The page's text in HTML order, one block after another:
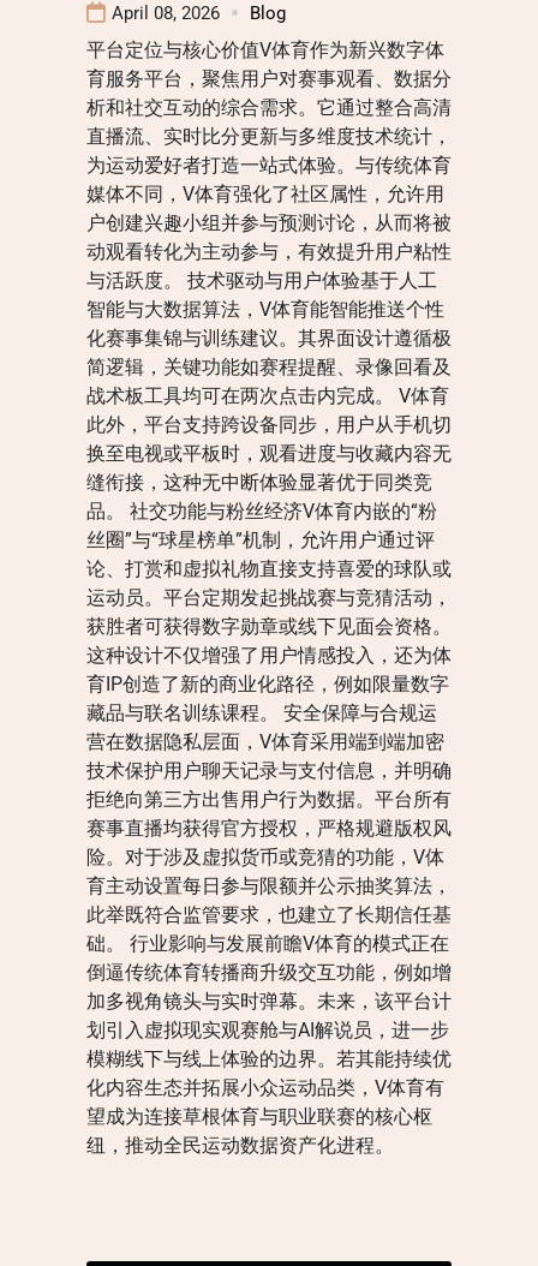
April 08, 2026 Blog
平台定位与核心价值V体育作为新兴数字体
育服务平台，聚焦用户对赛事观看、数据分
析和社交互动的综合需求。它通过整合高清
直播流、实时比分更新与多维度技术统计，
为运动爱好者打造一站式体验。与传统体育
媒体不同，V体育强化了社区属性，允许用
户创建兴趣小组并参与预测讨论，从而将被
动观看转化为主动参与，有效提升用户粘性
与活跃度。 技术驱动与用户体验基于人工
智能与大数据算法，V体育能智能推送个性
化赛事集锦与训练建议。其界面设计遵循极
简逻辑，关键功能如赛程提醒、录像回看及
战术板工具均可在两次点击内完成。 V体育
此外，平台支持跨设备同步，用户从手机切
换至电视或平板时，观看进度与收藏内容无
缝衔接，这种无中断体验显著优于同类竞
品。 社交功能与粉丝经济V体育内嵌的“粉
丝圈”与“球星榜单”机制，允许用户通过评
论、打赏和虚拟礼物直接支持喜爱的球队或
运动员。平台定期发起挑战赛与竞猜活动，
获胜者可获得数字勋章或线下见面会资格。
这种设计不仅增强了用户情感投入，还为体
育IP创造了新的商业化路径，例如限量数字
藏品与联名训练课程。 安全保障与合规运
营在数据隐私层面，V体育采用端到端加密
技术保护用户聊天记录与支付信息，并明确
拒绝向第三方出售用户行为数据。平台所有
赛事直播均获得官方授权，严格规避版权风
险。对于涉及虚拟货币或竞猜的功能，V体
育主动设置每日参与限额并公示抽奖算法，
此举既符合监管要求，也建立了长期信任基
础。 行业影响与发展前瞻V体育的模式正在
倒逼传统体育转播商升级交互功能，例如增
加多视角镜头与实时弹幕。未来，该平台计
划引入虚拟现实观赛舱与AI解说员，进一步
模糊线下与线上体验的边界。若其能持续优
化内容生态并拓展小众运动品类，V体育有
望成为连接草根体育与职业联赛的核心枢
纽，推动全民运动数据资产化进程。